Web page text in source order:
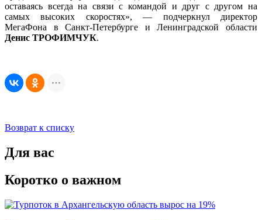
оставаясь всегда на связи с командой и друг с другом на
самых высоких скоростях», — подчеркнул директор
МегаФона в Санкт-Петербурге и Ленинградской области
Денис ТРОФИМЧУК.
Возврат к списку
Для вас
Коротко о важном